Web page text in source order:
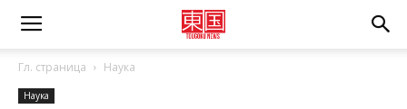
Гл. страница Наука
Наука